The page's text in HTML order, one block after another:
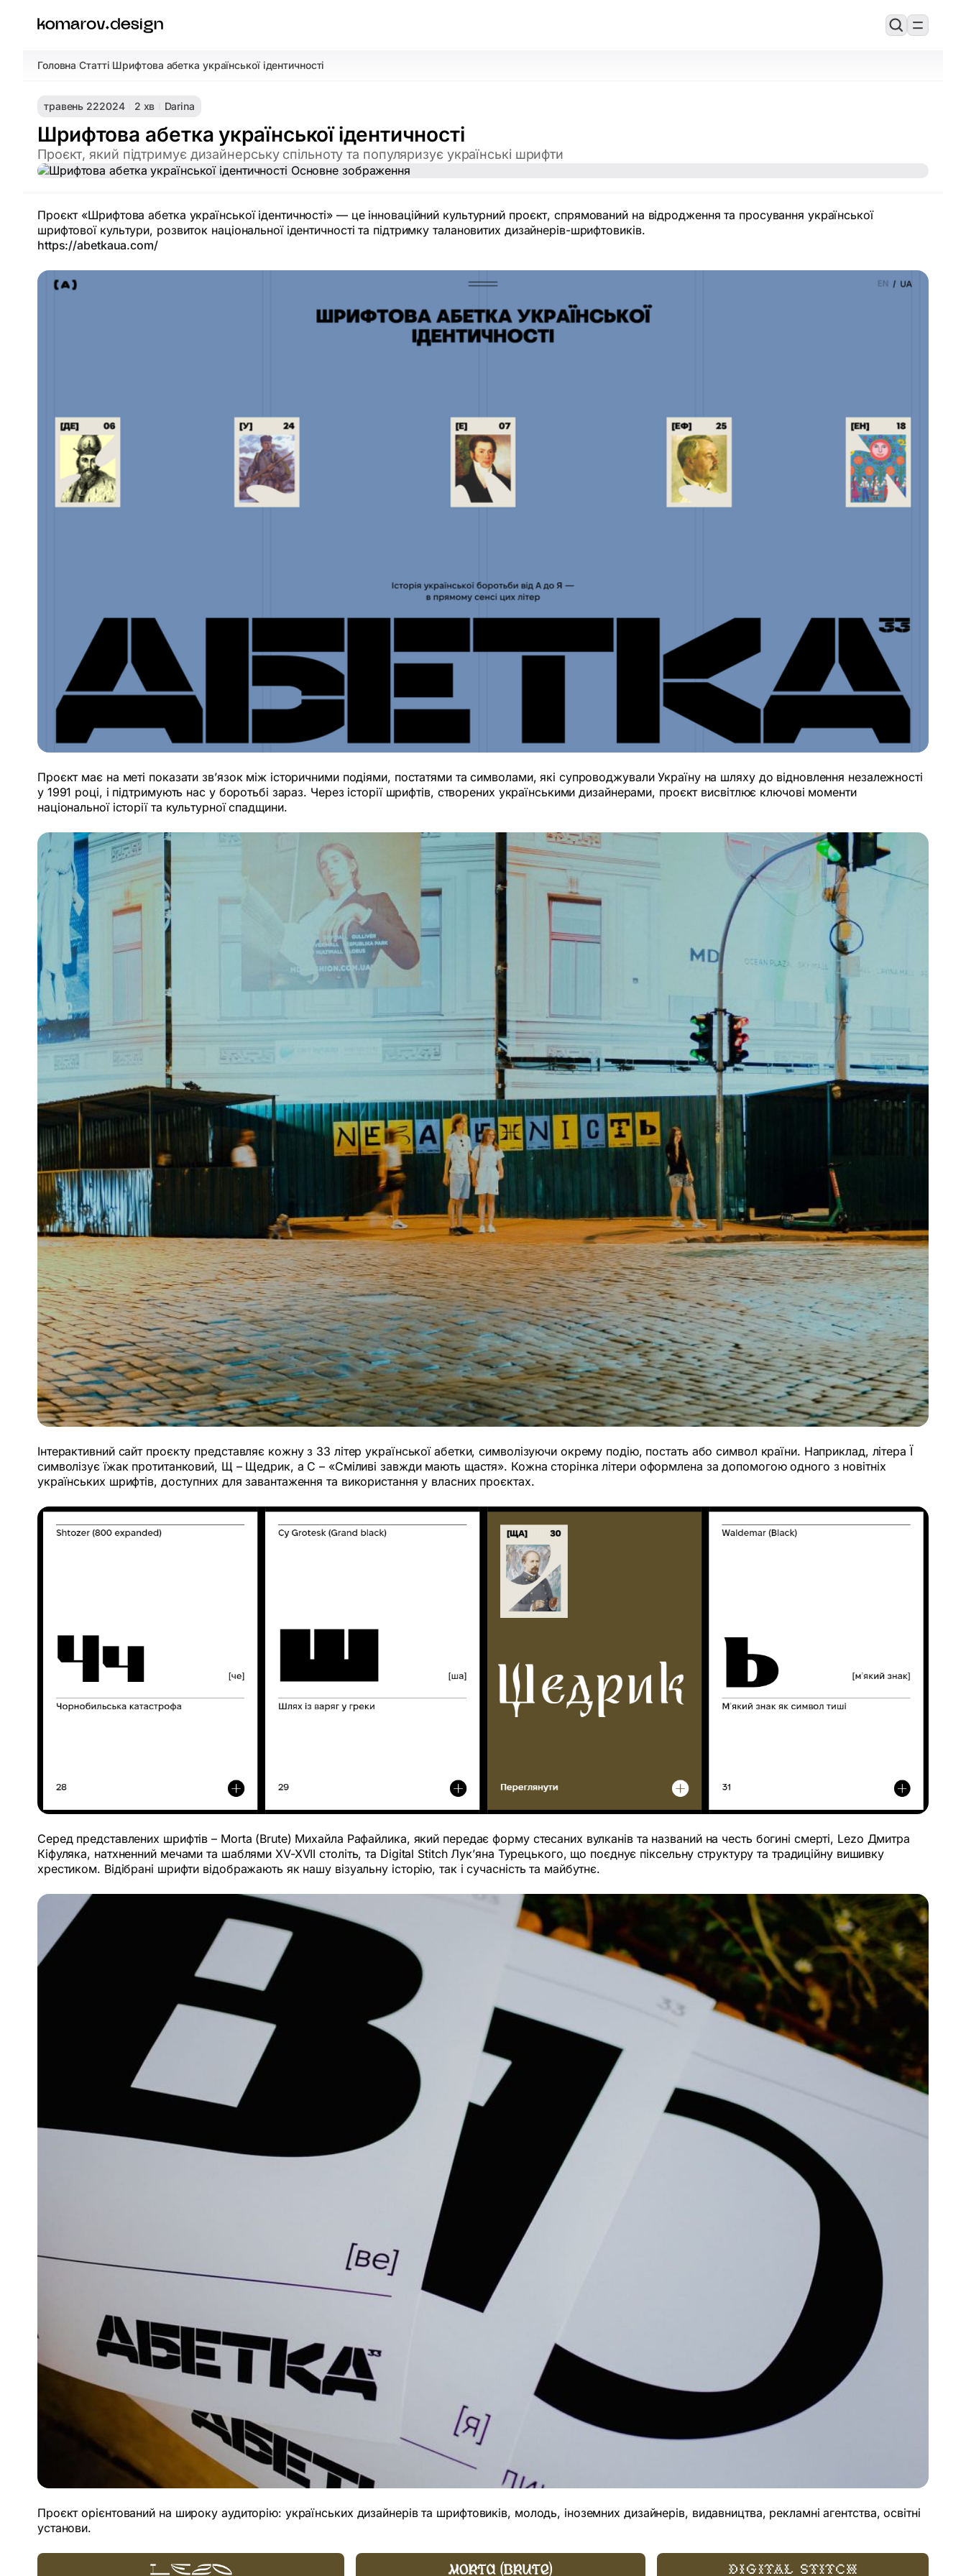
Головна/Статті/Шрифтова абетка української ідентичності
травень 222024 2 хв Darina
Шрифтова абетка української ідентичності
Проєкт, який підтримує дизайнерську спільноту та популяризує українські шрифти
Проєкт «Шрифтова абетка української ідентичності» — це інноваційний культурний проєкт, спрямований на відродження та просування української
шрифтової культури, розвиток національної ідентичності та підтримку талановитих дизайнерів-шрифтовиків.
https://abetkaua.com/
Проєкт має на меті показати зв’язок між історичними подіями, постатями та символами, які супроводжували Україну на шляху до відновлення незалежності
у 1991 році, і підтримують нас у боротьбі зараз. Через історії шрифтів, створених українськими дизайнерами, проєкт висвітлює ключові моменти
національної історії та культурної спадщини.
Інтерактивний сайт проєкту представляє кожну з 33 літер української абетки, символізуючи окрему подію, постать або символ країни. Наприклад, літера Ї
символізує їжак протитанковий, Щ – Щедрик, а С – «Сміливі завжди мають щастя». Кожна сторінка літери оформлена за допомогою одного з новітніх
українських шрифтів, доступних для завантаження та використання у власних проєктах.
Серед представлених шрифтів – Morta (Brute) Михайла Рафайлика, який передає форму стесаних вулканів та названий на честь богині смерті, Lezo Дмитра
Кіфуляка, натхненний мечами та шаблями XV-XVII століть, та Digital Stitch Лук’яна Турецького, що поєднує піксельну структуру та традиційну вишивку
хрестиком. Відібрані шрифти відображають як нашу візуальну історію, так і сучасність та майбутнє.
Проєкт орієнтований на широку аудиторію: українських дизайнерів та шрифтовиків, молодь, іноземних дизайнерів, видавництва, рекламні агентства, освітні
установи.